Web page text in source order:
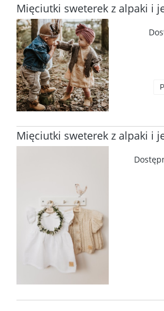
Mięciutki sweterek z alpaki i
Mięciutki sweterek z alpaki i